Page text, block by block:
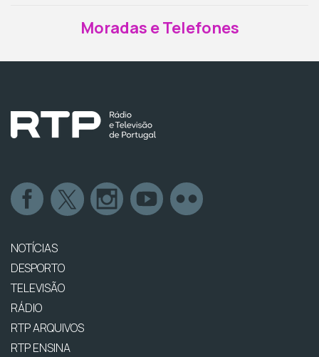
Moradas e Telefones
NOTÍCIAS
DESPORTO
TELEVISÃO
RÁDIO
RTP ARQUIVOS
RTP ENSINA